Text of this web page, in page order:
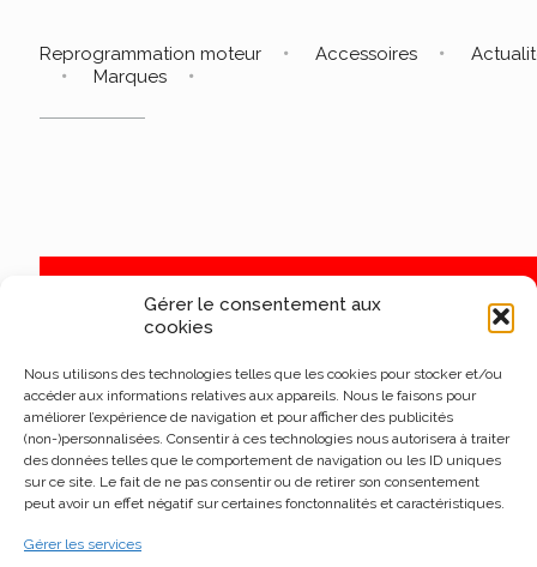
Gérer le consentement aux
cookies
Nous utilisons des technologies telles que les cookies pour stocker et/ou
accéder aux informations relatives aux appareils. Nous le faisons pour
améliorer l’expérience de navigation et pour afficher des publicités
(non-)personnalisées. Consentir à ces technologies nous autorisera à traiter
des données telles que le comportement de navigation ou les ID uniques
sur ce site. Le fait de ne pas consentir ou de retirer son consentement
peut avoir un effet négatif sur certaines fonctonnalités et caractéristiques.
Gérer les services
Reprogrammation moteur Accessoires
Marques